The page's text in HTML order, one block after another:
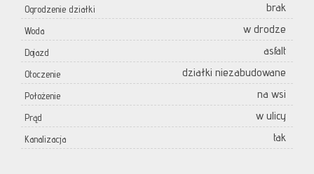
Ogrodzenie działki brak
Woda w drodze
Dojazd asfalt
Otoczenie działki niezabudowane
Położenie na wsi
Prąd w ulicy
Kanalizacja tak